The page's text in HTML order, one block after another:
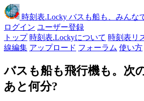
時刻表.Locky バスも船も、みんな
ログイン ユーザー登録
トップ 時刻表.Lockyについて 時刻表リ
線編集 アップロード フォーラム 使い方
バスも船も飛行機も。次
あと何分?